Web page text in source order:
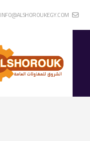
INFO@ALSHOROUKEGY.COM